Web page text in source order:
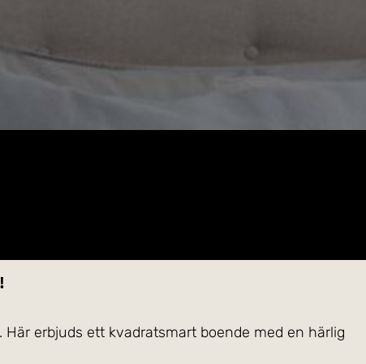
erbjuds ett kvadratsmart boende med en härlig